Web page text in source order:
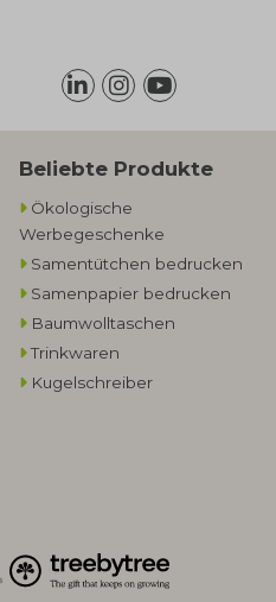
Beliebte Produkte
Ökologische
Werbegeschenke​
Samentütchen bedrucken
Samenpapier bedrucken
Baumwolltaschen​
Trinkwaren
Kugelschreiber